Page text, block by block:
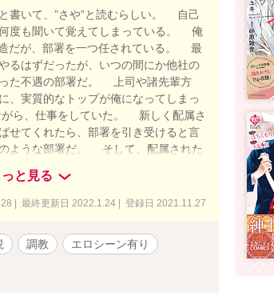
書いて、”さや”と読むらしい。 自己
度も聞いて覚えてしまっている。 俺
だが、部署を一つ任されている。 最
るはずだったが、いつの間にか他社の
た不遇の部署だ。 上司や諸先輩方
、実質的なトップが俺になってしまっ
ら、仕事をしていた。 新しく配属さ
せてくれたら、部署を引き受けると言
ような部署だ。 そして、配属された
子で、コロコロ笑う姿が人気だ。身長
はなく、女の子という表現が正しい。
遍した出来事が発生した。
っと見る
| 最終更新日 2022.1.24 | 登録日 2021.11.27
調教
エロシーン有り